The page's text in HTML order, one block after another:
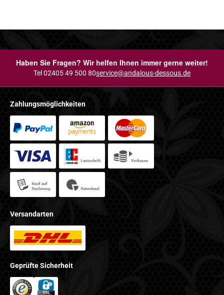
Haben Sie Fragen? Wir helfen Ihnen immer gerne weiter!
Tel 02405 49 500 80service@andalous-dessous.de
Zahlungsmöglichkeiten
Versandarten
Geprüfte Sicherheit